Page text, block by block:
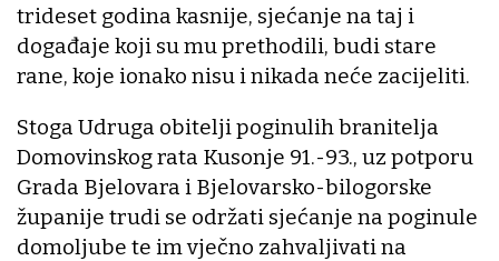
trideset godina kasnije, sjećanje na taj i
događaje koji su mu prethodili, budi stare
rane, koje ionako nisu i nikada neće zacijeliti.
Stoga Udruga obitelji poginulih branitelja
Domovinskog rata Kusonje 91.-93., uz potporu
Grada Bjelovara i Bjelovarsko-bilogorske
županije trudi se održati sjećanje na poginule
domoljube te im vječno zahvaljivati na